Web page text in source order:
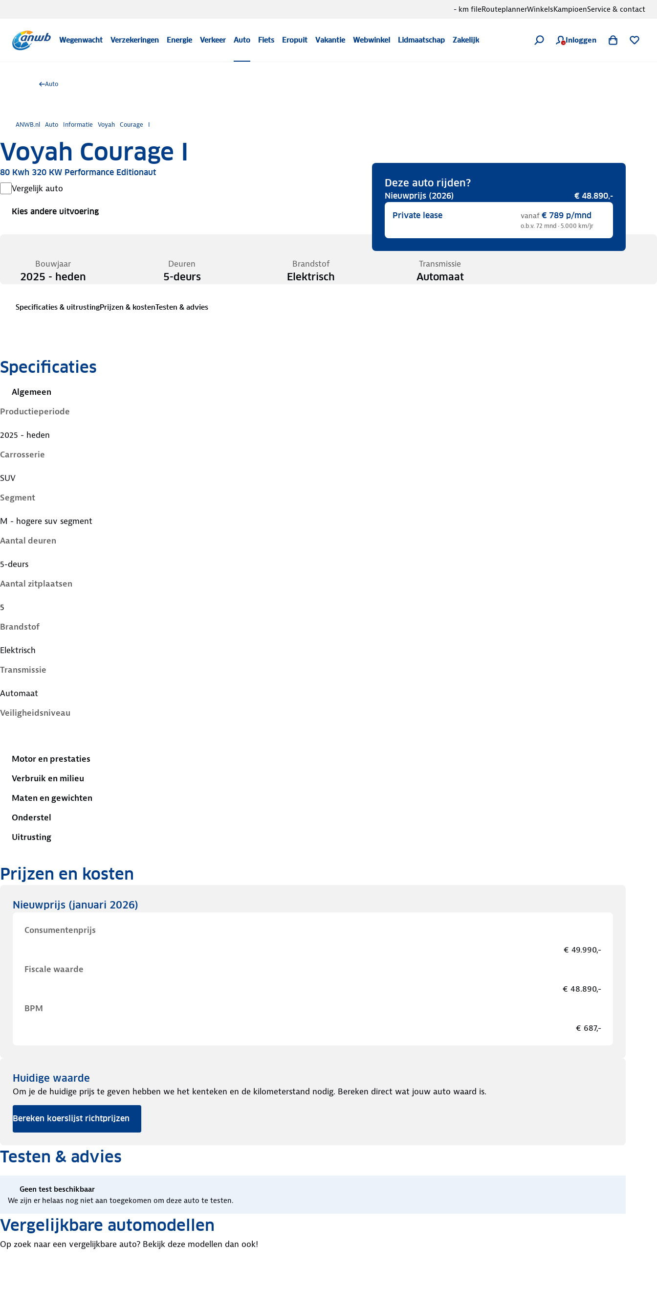
Wegenwacht Verzekeringen Energie Verkeer Auto Fiets Eropuit Vakantie Webwinkel Lidmaatschap Zakelijk Inloggen
- km fileRouteplannerWinkelsKampioenService & contact
Auto
ANWB.nl Auto Informatie Voyah Courage I
Voyah Courage I
80 Kwh 320 KW Performance Editionaut
Vergelijk auto
Kies andere uitvoering
Deze auto rijden?
Nieuwprijs (2026)
€ 48.890,-
Private lease
vanaf € 789p/mnd
o.b.v. 72 mnd · 5.000 km/jr
Bouwjaar
2025 - heden
Deuren
5-deurs
Brandstof
Elektrisch
Transmissie
Automaat
Specificaties & uitrustingPrijzen & kostenTesten & advies
Specificaties
Algemeen
Productieperiode
2025 - heden
Carrosserie
SUV
Segment
M - hogere suv segment
Aantal deuren
5-deurs
Aantal zitplaatsen
5
Brandstof
Elektrisch
Transmissie
Automaat
Veiligheidsniveau
Motor en prestaties
Verbruik en milieu
Maten en gewichten
Onderstel
Uitrusting
Prijzen en kosten
Nieuwprijs (januari 2026)
Consumentenprijs
€ 49.990,-
Fiscale waarde
€ 48.890,-
BPM
€ 687,-
Huidige waarde
Om je de huidige prijs te geven hebben we het kenteken en de kilometerstand nodig. Bereken direct wat jouw auto waard is.
Bereken koerslijst richtprijzen
Testen & advies
Geen test beschikbaar
We zijn er helaas nog niet aan toegekomen om deze auto te testen.
Vergelijkbare automodellen
Op zoek naar een vergelijkbare auto? Bekijk deze modellen dan ook!